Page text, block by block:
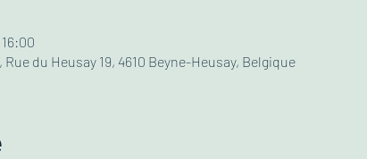
du Heusay 19, 4610 Beyne-Heusay, Belgique